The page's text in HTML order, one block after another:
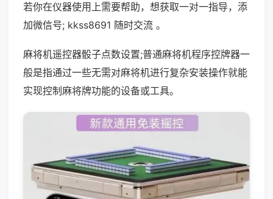
若你在仪器使用上需要帮助，想获取一对一指导，添
加微信号; kkss8691 随时交流 。
麻将机遥控器骰子点数设置;普通麻将机程序控牌器一
般是指通过一些无需对麻将机进行复杂安装操作就能
实现控制麻将牌功能的设备或工具。